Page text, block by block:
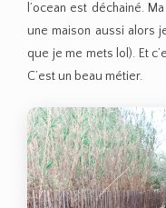
l’ocean est déchainé.
une maison aussi alors
que je me mets lol). Et
C’est un beau métier.